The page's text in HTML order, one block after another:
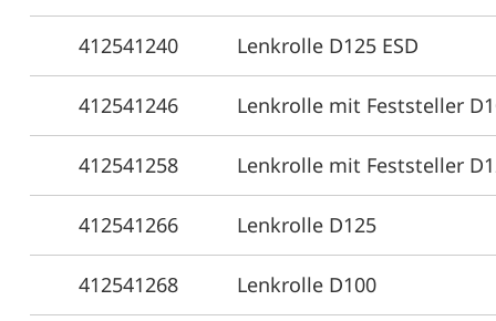
412541240 Lenkrolle D125 ESD
412541246 Lenkrolle mit Feststeller
412541258 Lenkrolle mit Feststeller
412541266 Lenkrolle D125
412541268 Lenkrolle D100